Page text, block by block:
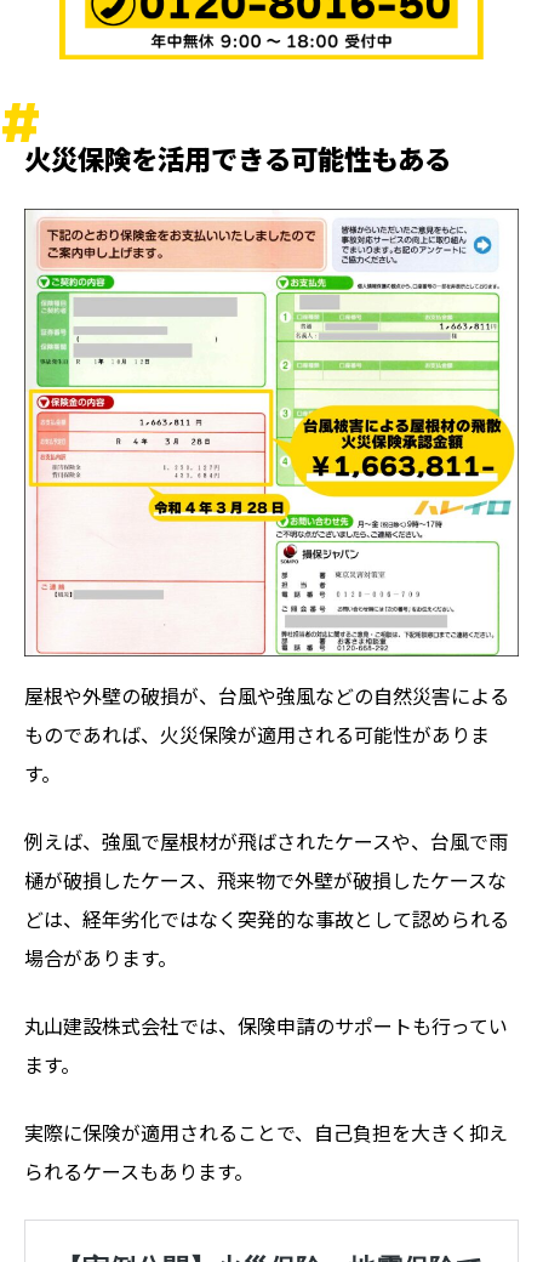
火災保険を活用できる可能性もある
屋根や外壁の破損が、台風や強風などの自然災害による
ものであれば、火災保険が適用される可能性がありま
す。
例えば、強風で屋根材が飛ばされたケースや、台風で雨
樋が破損したケース、飛来物で外壁が破損したケースな
どは、経年劣化ではなく突発的な事故として認められる
場合があります。
丸山建設株式会社では、保険申請のサポートも行ってい
ます。
実際に保険が適用されることで、自己負担を大きく抑え
られるケースもあります。